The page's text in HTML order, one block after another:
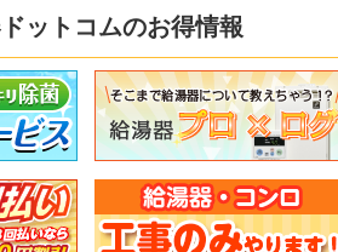
ットコムのお得情報